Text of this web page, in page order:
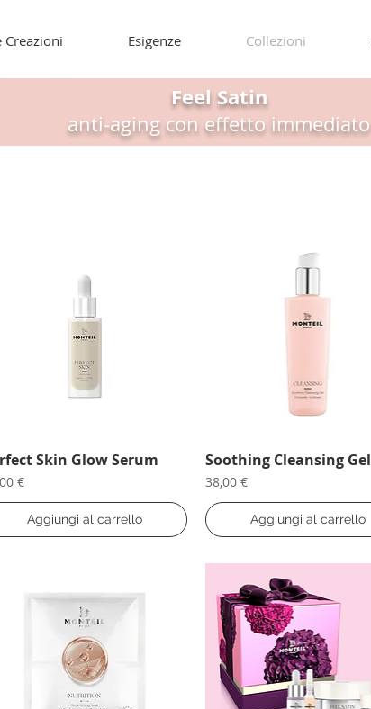
Creazioni Esigenze Collezioni
Feel Satin
anti-aging con effetto immediato
Vista rapida
Skin Glow Serum
€
Aggiungi al carrello
Vista rapida
Soothing Cleansing Gel
Prezzo
38,00 €
Aggiungi al carrello